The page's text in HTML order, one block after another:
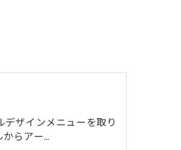
ザインメニューを取り
らアー…